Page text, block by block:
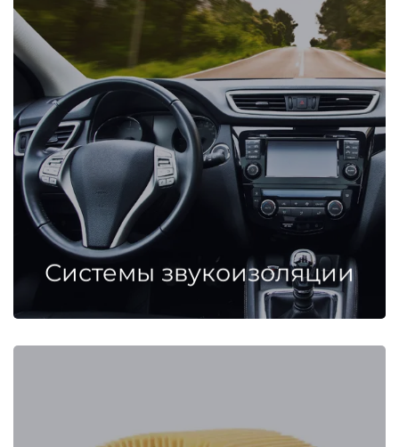
Системы звукоизоляции